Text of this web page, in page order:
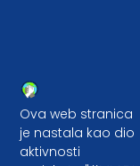
Ova web stranica
je nastala kao dio
aktivnosti